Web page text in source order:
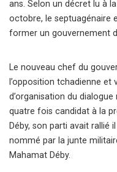
ans. Selon un décret lu à
octobre, le septuagénaire
former un gouvernement
Le nouveau chef du
l’opposition tchadienne et
d’organisation du
quatre fois candidat à la
Déby, son parti avait rallié
nommé par la junte
Mahamat Déby.